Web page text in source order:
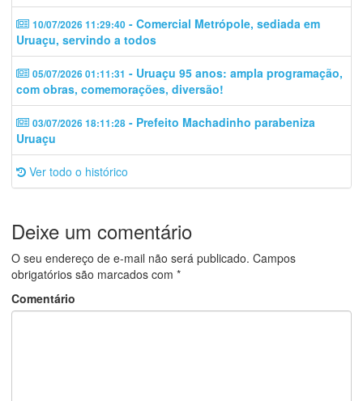
10/07/2026 11:29:40 - Comercial Metrópole, sediada em
Uruaçu, servindo a todos
05/07/2026 01:11:31 - Uruaçu 95 anos: ampla programação,
com obras, comemorações, diversão!
03/07/2026 18:11:28 - Prefeito Machadinho parabeniza
Uruaçu
Ver todo o histórico
Deixe um comentário
O seu endereço de e-mail não será publicado. Campos
obrigatórios são marcados com *
Comentário